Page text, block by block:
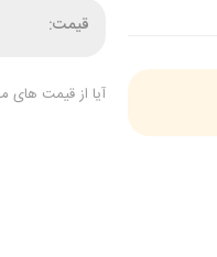
قیمت:
آیا از قیمت های